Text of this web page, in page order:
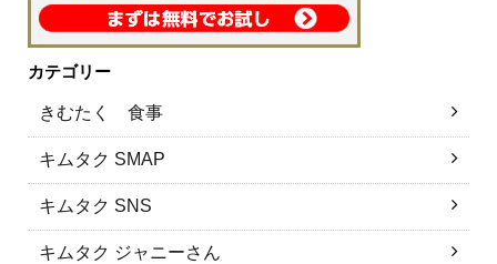
カテゴリー
きむたく 食事
キムタク SMAP
キムタク SNS
キムタク ジャニーさん